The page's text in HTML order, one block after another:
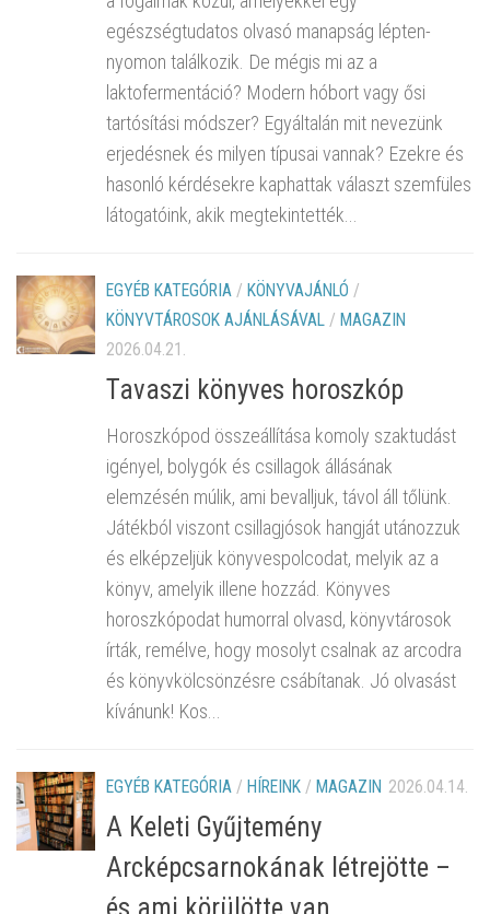
egészségtudatos olvasó manapság lépten-
nyomon találkozik. De mégis mi az a
laktofermentáció? Modern hóbort vagy ősi
tartósítási módszer? Egyáltalán mit nevezünk
erjedésnek és milyen típusai vannak? Ezekre és
hasonló kérdésekre kaphattak választ szemfüles
látogatóink, akik megtekintették...
EGYÉB KATEGÓRIA / KÖNYVAJÁNLÓ /
KÖNYVTÁROSOK AJÁNLÁSÁVAL / MAGAZIN
2026.04.21.
Tavaszi könyves horoszkóp
Horoszkópod összeállítása komoly szaktudást
igényel, bolygók és csillagok állásának
elemzésén múlik, ami bevalljuk, távol áll tőlünk.
Játékból viszont csillagjósok hangját utánozzuk
és elképzeljük könyvespolcodat, melyik az a
könyv, amelyik illene hozzád. Könyves
horoszkópodat humorral olvasd, könyvtárosok
írták, remélve, hogy mosolyt csalnak az arcodra
és könyvkölcsönzésre csábítanak. Jó olvasást
kívánunk! Kos...
EGYÉB KATEGÓRIA / HÍREINK / MAGAZIN 2026.04.14.
A Keleti Gyűjtemény
Arcképcsarnokának létrejötte –